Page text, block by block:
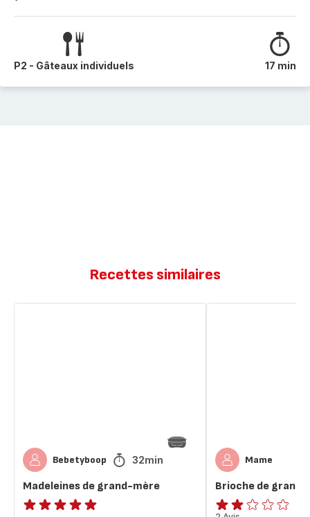
P2 - Gâteaux individuels 17 min
Recettes similaires
Bebetyboop 32min
Madeleines de grand-mère
Mame
Brioche de